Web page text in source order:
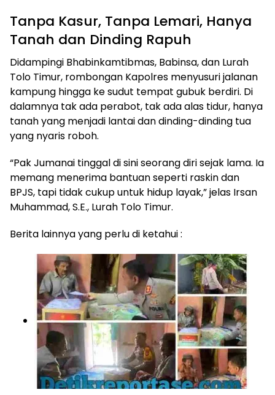
Tanpa Kasur, Tanpa Lemari, Hanya
Tanah dan Dinding Rapuh
Didampingi Bhabinkamtibmas, Babinsa, dan Lurah
Tolo Timur, rombongan Kapolres menyusuri jalanan
kampung hingga ke sudut tempat gubuk berdiri. Di
dalamnya tak ada perabot, tak ada alas tidur, hanya
tanah yang menjadi lantai dan dinding-dinding tua
yang nyaris roboh.
“Pak Jumanai tinggal di sini seorang diri sejak lama. Ia
memang menerima bantuan seperti raskin dan
BPJS, tapi tidak cukup untuk hidup layak,” jelas Irsan
Muhammad, S.E., Lurah Tolo Timur.
Berita lainnya yang perlu di ketahui :